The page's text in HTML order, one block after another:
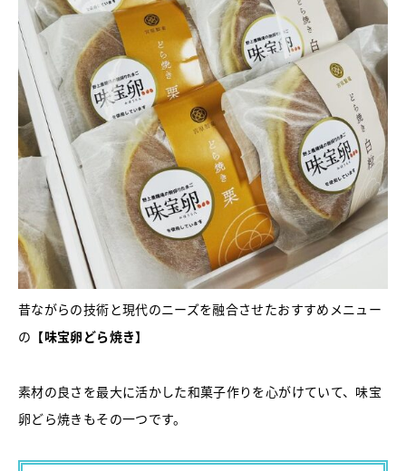
昔ながらの技術と現代のニーズを融合させたおすすめメニュー
の 【味宝卵どら焼き】
素材の良さを最大に活かした和菓子作りを心がけていて、味宝
卵どら焼きもその一つです。